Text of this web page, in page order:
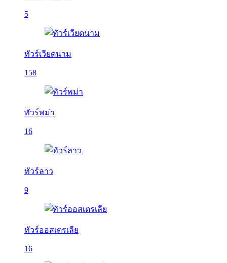
5
ทัวร์เวียดนาม
158
ทัวร์พม่า
16
ทัวร์ลาว
9
ทัวร์ออสเตรเลีย
16